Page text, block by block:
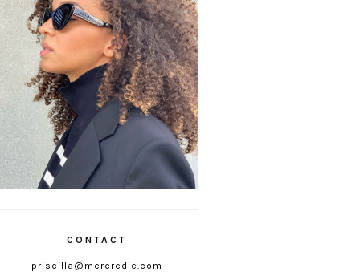
CONTACT
priscilla@mercredie.com